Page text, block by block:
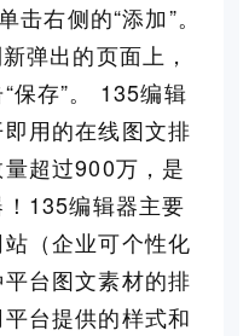
右侧的“添加”。
弹出的页面上，
保存”。 135编辑
用的在线图文排
超过900万，是
135编辑器主要
（企业可个性化
台图文素材的排
台提供的样式和